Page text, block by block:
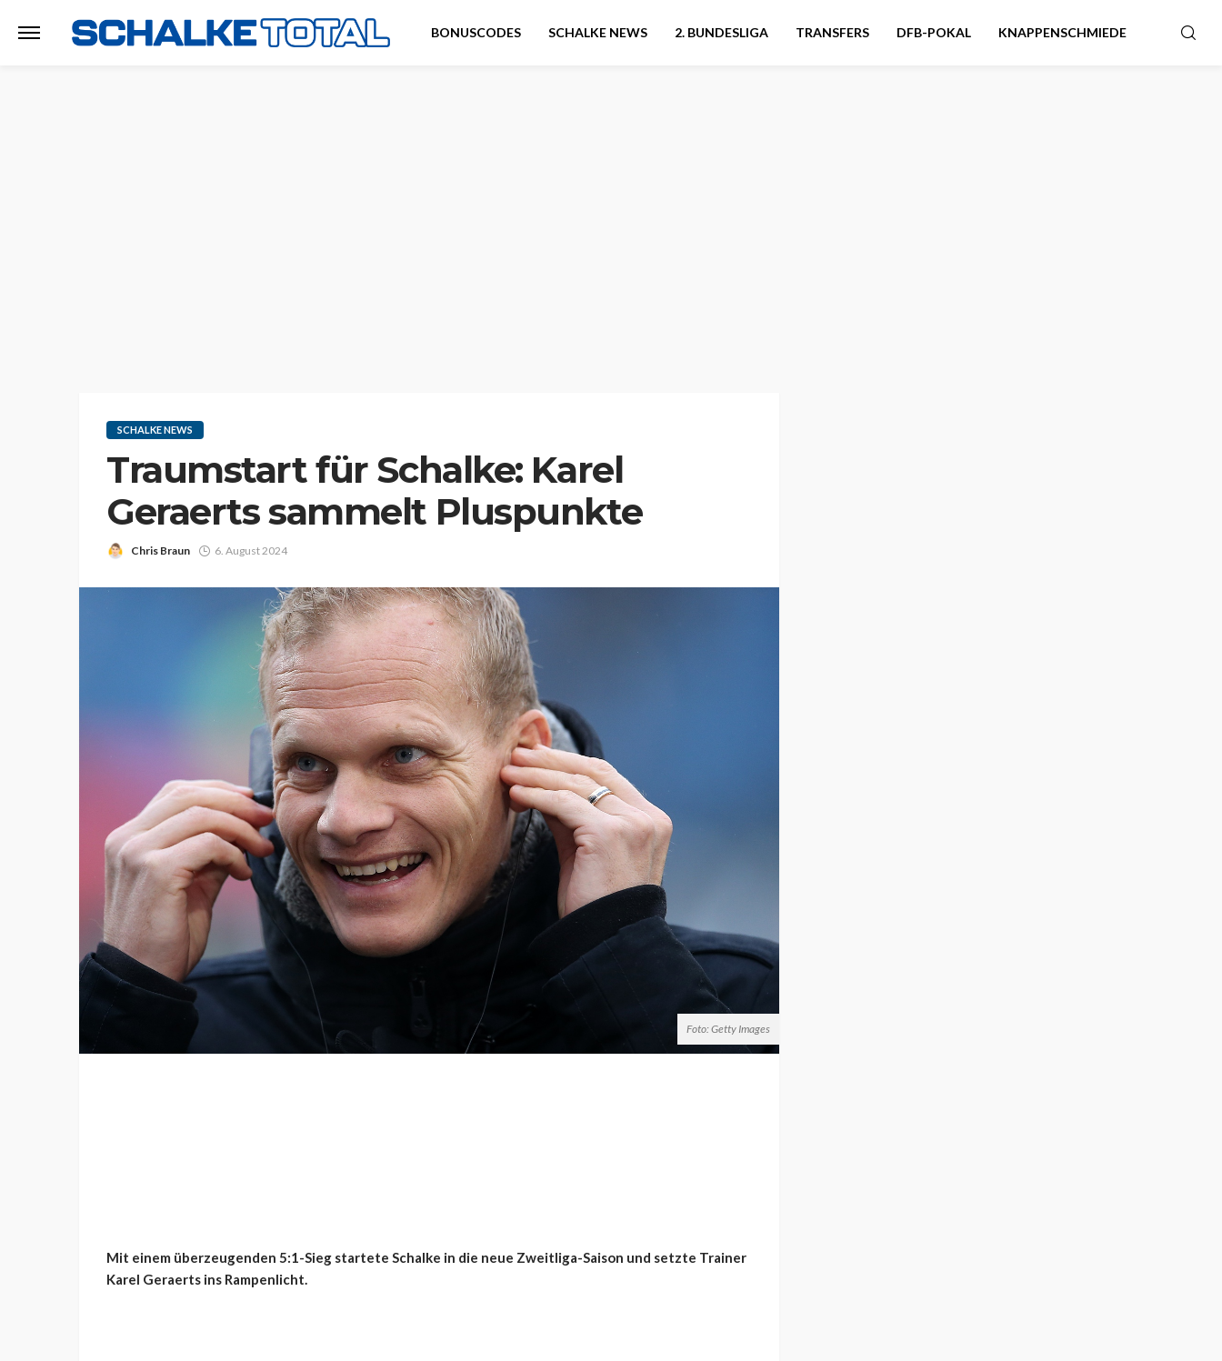
BONUSCODES SCHALKE NEWS 2. BUNDESLIGA TRANSFERS DFB-POKAL KNAPPENSCHMIEDE
SCHALKE NEWS
Traumstart für Schalke: Karel
Geraerts sammelt Pluspunkte
Chris Braun 6. August 2024
Foto: Getty Images
Mit einem überzeugenden 5:1-Sieg startete Schalke in die neue Zweitliga-Saison und setzte Trainer
Karel Geraerts ins Rampenlicht.